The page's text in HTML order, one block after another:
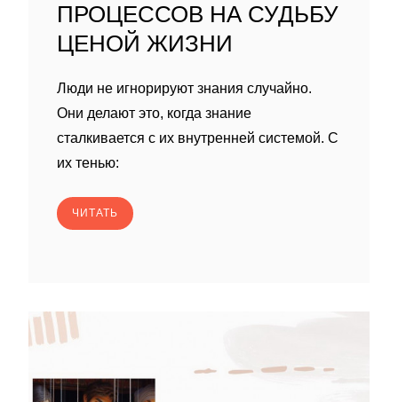
ПРОЦЕССОВ НА СУДЬБУ
ЦЕНОЙ ЖИЗНИ
Люди не игнорируют знания случайно.
Они делают это, когда знание
сталкивается с их внутренней системой. С
их тенью:
ЧИТАТЬ